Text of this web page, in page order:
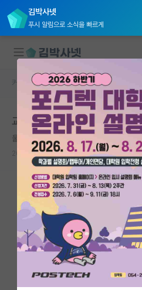
김박사넷
푸시 알림으로 소식을 빠르게
대학원생 모집
국내대학원 정보
연구실&오픈랩
커뮤니티
커뮤니티 홈
전체글보기
베스트 게시판
IF 명예의전당
자유 게시판(아무개랩)
커뮤니티 홈 자유 게시판(아무개랩)
교수대신 미국 빅테크
울적한 게오르크 헤겔
2024.04.30 23 5555